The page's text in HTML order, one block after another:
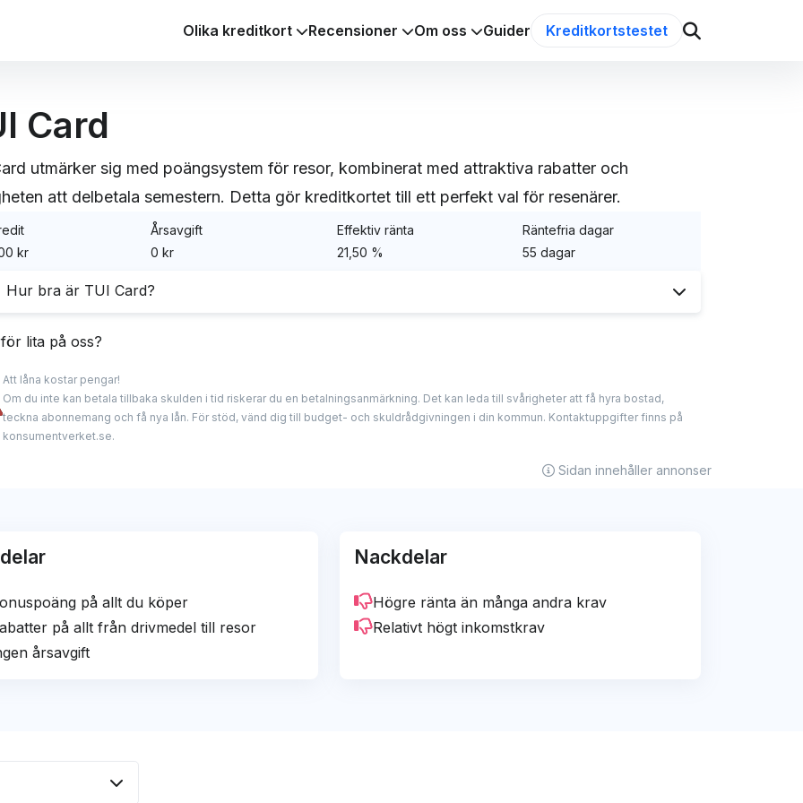
Olika kreditkort Recensioner Om oss Guider Kreditkortstestet
Sidan innehåller annonser
Card
utmärker sig med poängsystem för resor, kombinerat med attraktiva rabatter och
att delbetala semestern. Detta gör kreditkortet till ett perfekt val för resenärer.
kr
Årsavgift
0 kr
Effektiv ränta
21,50 %
Räntefria dagar
55 dagar
Hur bra är TUI Card?
är ett resekreditkort med en generös bonus och bra rabatter. Däremot är det mest fördelaktigt
du ofta med andra bolag så finns det andra resekort jag skulle rekommendera som dessutom har
avgifter i utlandet.
lita på oss?
experter har lång erfarenhet inom finans med spetskunskap om kreditkort. De delar med sig av
och ärliga analyser och granskningar. Vi samarbetar med några av kreditgivarna som nämns
hemsida och kan få provision när du använder våra länkar, men detta påverkar aldrig våra
eller vårt redaktionella innehåll. Vårt mål är – och har alltid varit – att erbjuda opartisk
Att låna kostar pengar!
Om du inte kan betala tillbaka skulden i tid riskerar du en betalningsanmärkning. Det kan leda till svårigheter att få hyra bostad,
teckna abonnemang och få nya lån. För stöd, vänd dig till budget- och skuldrådgivningen i din kommun. Kontaktuppgifter finns på
konsumentverket.se.
på allt du köper
på allt från drivmedel till resor
årsavgift
Nackdelar
Högre ränta än många andra krav
Relativt högt inkomstkrav